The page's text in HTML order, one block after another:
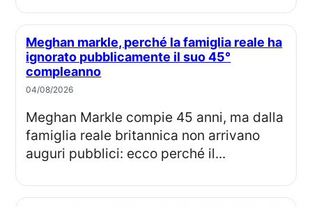
Meghan markle, perché la famiglia reale ha
ignorato pubblicamente il suo 45°
compleanno
04/08/2026
Meghan Markle compie 45 anni, ma dalla
famiglia reale britannica non arrivano
auguri pubblici: ecco perché il...